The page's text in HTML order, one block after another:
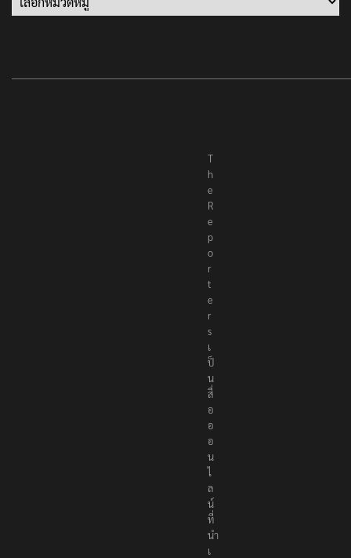
T
h
e
R
e
p
o
r
t
e
r
s
เ
ป็
น
สื่
อ
อ
อ
น
ไ
ล
น์
ที่
นำ
เ